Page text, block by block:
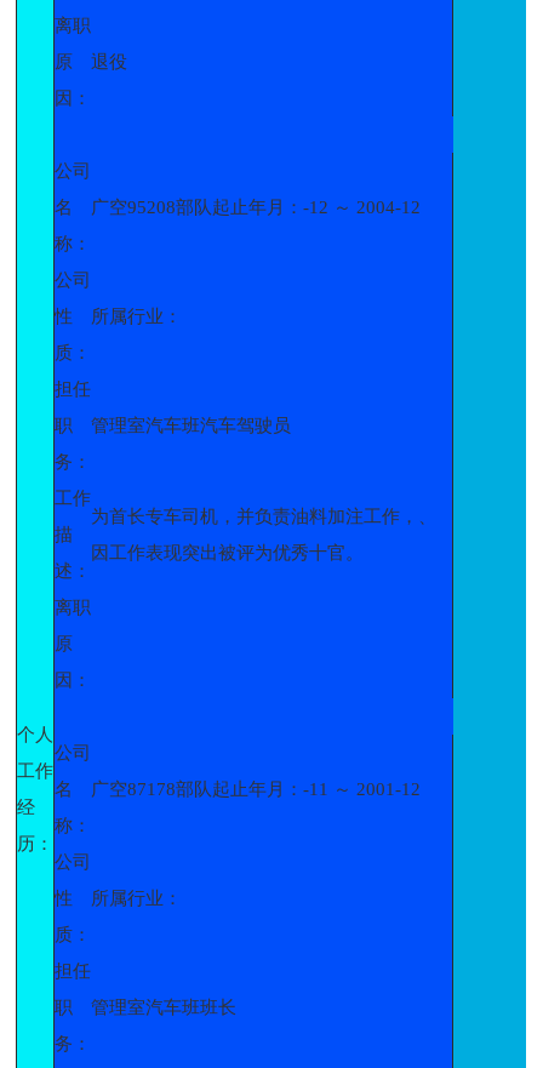
个人
工作
经
历：
离职
原
因：
退役
公司
名
称：
广空95208部队起止年月：-12 ～ 2004-12
公司
性
质：
所属行业：
担任
职
务：
管理室汽车班汽车驾驶员
工作
描
述：
为首长专车司机，并负责油料加注工作，、
因工作表现突出被评为优秀十官。
离职
原
因：
公司
名
称：
广空87178部队起止年月：-11 ～ 2001-12
公司
性
质：
所属行业：
担任
职
务：
管理室汽车班班长